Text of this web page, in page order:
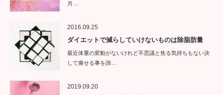
月…
2016.09.25
ダイエットで減らしていけないものは除脂肪量
最近体重の変動がないけれど不思議と焦る気持ちもない決
して痩せる事を諦…
2019.09.20